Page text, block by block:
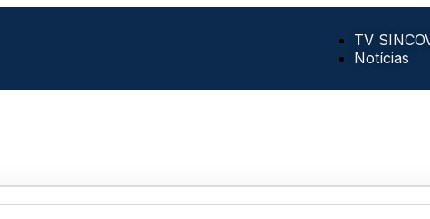
TV
Notícias